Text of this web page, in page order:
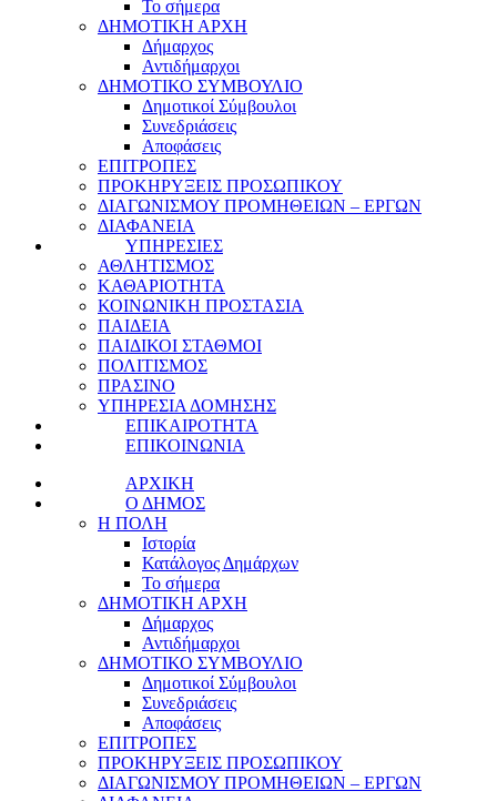
Το σήμερα
ΔΗΜΟΤΙΚΗ ΑΡΧΗ
Δήμαρχος
Αντιδήμαρχοι
ΔΗΜΟΤΙΚΟ ΣΥΜΒΟΥΛΙΟ
Δημοτικοί Σύμβουλοι
Συνεδριάσεις
Αποφάσεις
ΕΠΙΤΡΟΠΕΣ
ΠΡΟΚΗΡΥΞΕΙΣ ΠΡΟΣΩΠΙΚΟΥ
ΔΙΑΓΩΝΙΣΜΟΥ ΠΡΟΜΗΘΕΙΩΝ – ΕΡΓΩΝ
ΔΙΑΦΑΝΕΙΑ
ΥΠΗΡΕΣΙΕΣ
ΑΘΛΗΤΙΣΜΟΣ
ΚΑΘΑΡΙΟΤΗΤΑ
ΚΟΙΝΩΝΙΚΗ ΠΡΟΣΤΑΣΙΑ
ΠΑΙΔΕΙΑ
ΠΑΙΔΙΚΟΙ ΣΤΑΘΜΟΙ
ΠΟΛΙΤΙΣΜΟΣ
ΠΡΑΣΙΝΟ
ΥΠΗΡΕΣΙΑ ΔΟΜΗΣΗΣ
ΕΠΙΚΑΙΡΟΤΗΤΑ
ΕΠΙΚΟΙΝΩΝΙΑ
ΑΡΧΙΚΗ
Ο ΔΗΜΟΣ
Η ΠΟΛΗ
Ιστορία
Κατάλογος Δημάρχων
Το σήμερα
ΔΗΜΟΤΙΚΗ ΑΡΧΗ
Δήμαρχος
Αντιδήμαρχοι
ΔΗΜΟΤΙΚΟ ΣΥΜΒΟΥΛΙΟ
Δημοτικοί Σύμβουλοι
Συνεδριάσεις
Αποφάσεις
ΕΠΙΤΡΟΠΕΣ
ΠΡΟΚΗΡΥΞΕΙΣ ΠΡΟΣΩΠΙΚΟΥ
ΔΙΑΓΩΝΙΣΜΟΥ ΠΡΟΜΗΘΕΙΩΝ – ΕΡΓΩΝ